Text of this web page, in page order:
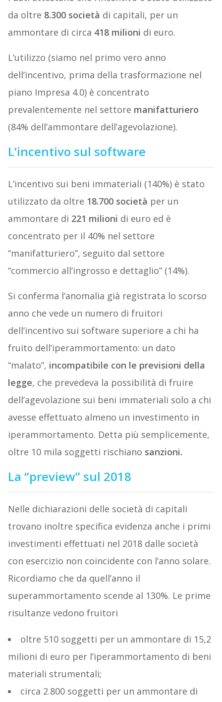
da oltre 8.300 società di capitali, per un
ammontare di circa 418 milioni di euro.
L’utilizzo (siamo nel primo vero anno
dell’incentivo, prima della trasformazione nel
piano Impresa 4.0) è concentrato
prevalentemente nel settore manifatturiero
(84% dell’ammontare dell’agevolazione).
L’incentivo sul software
L’incentivo sui beni immateriali (140%) è stato
utilizzato da oltre 18.700 società per un
ammontare di 221 milioni di euro ed è
concentrato per il 40% nel settore
“manifatturiero”, seguito dal settore
“commercio all’ingrosso e dettaglio” (14%).
Si conferma l’anomalia già registrata lo scorso
anno che vede un numero di fruitori
dell’incentivo sui software superiore a chi ha
fruito dell’iperammortamento: un dato
“malato”, incompatibile con le previsioni della
legge, che prevedeva la possibilità di fruire
dell’agevolazione sui beni immateriali solo a chi
avesse effettuato almeno un investimento in
iperammortamento. Detta più semplicemente,
oltre 10 mila soggetti rischiano sanzioni.
La “preview” sul 2018
Nelle dichiarazioni delle società di capitali
trovano inoltre specifica evidenza anche i primi
investimenti effettuati nel 2018 dalle società
con esercizio non coincidente con l’anno solare.
Ricordiamo che da quell’anno il
superammortamento scende al 130%. Le prime
risultanze vedono fruitori
oltre 510 soggetti per un ammontare di 15,2
milioni di euro per l’iperammortamento di beni
materiali strumentali;
circa 2.800 soggetti per un ammontare di